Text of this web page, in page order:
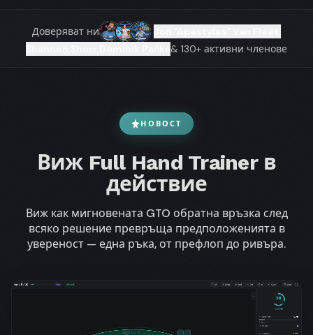
Доверяват ни
& 130+ активни членове
НОВОСТ
Виж Full Hand Trainer в
действие
Виж как мигновената GTO обратна връзка след
всяко решение превръща предположенията в
увереност — една ръка, от префлоп до ривъра.